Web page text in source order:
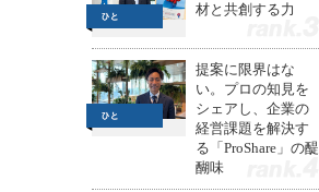
材と共創する力
提案に限界はな
い。プロの知見を
シェアし、企業の
経営課題を解決す
る「ProShare」の醍
醐味